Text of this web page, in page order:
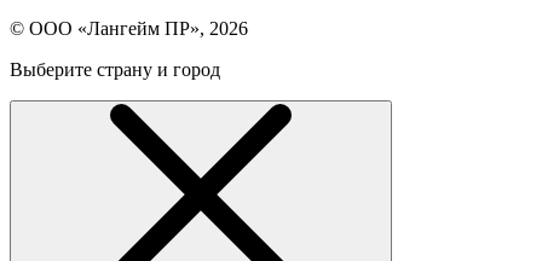
© ООО «Лангейм ПР», 2026
Выберите страну и город